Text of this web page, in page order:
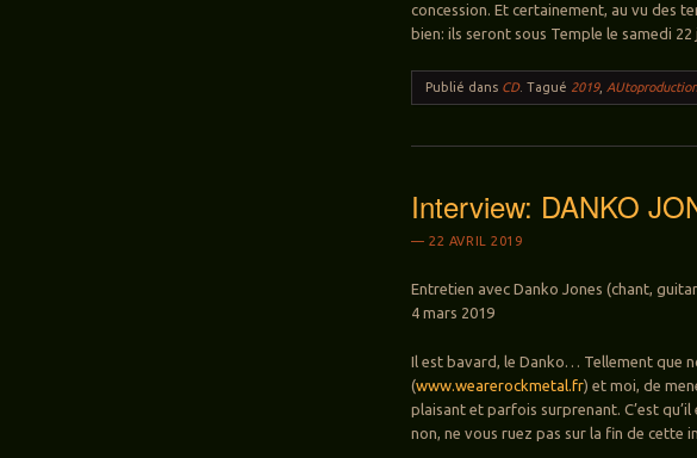
concession. Et certainement, au vu des
bien: ils seront sous Temple le samedi 22
Publié dans CD.Tagué 2019,
Interview: DANKO
22 AVRIL 2019
Entretien avec Danko Jones (chant,
4 mars 2019
Il est bavard, le Danko… Tellement que
(www.wearerockmetal.fr) et moi, de
plaisant et parfois surprenant. C’est
non, ne vous ruez pas sur la fin de cette